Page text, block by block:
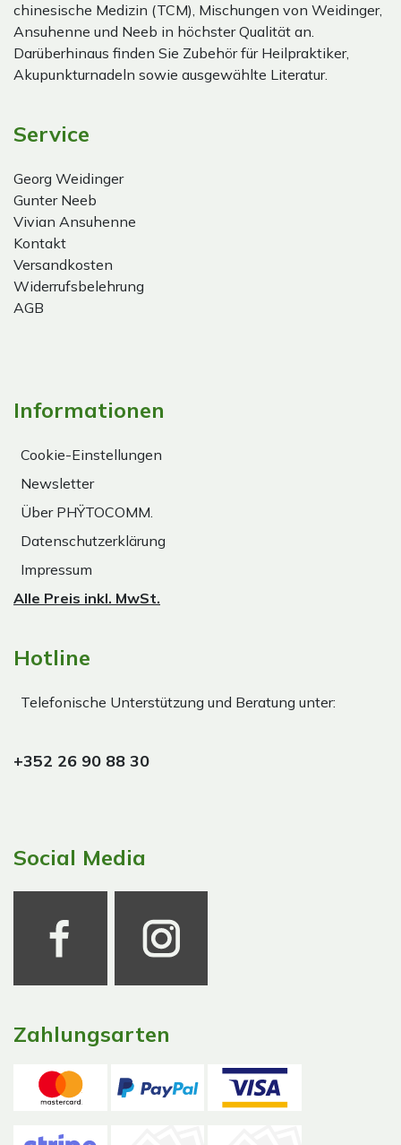
chinesische Medizin (TCM), Mischungen von Weidinger,
Ansuhenne und Neeb in höchster Qualität an.
Darüberhinaus finden Sie Zubehör für Heilpraktiker,
Akupunkturnadeln sowie ausgewählte Literatur.
Service
Georg Weidinger
Gunter Neeb
Vivian Ansuhenne
Kontakt
Versandkosten
Widerrufsbelehrung
AGB
Informationen
Cookie-Einstellungen
Newsletter
Über PHŸTOCOMM.
Datenschutzerklärung
Impressum
Alle Preis inkl. MwSt.
Hotline
Telefonische Unterstützung und Beratung unter:
+352 26 90 88 30
Social Media
Zahlungsarten